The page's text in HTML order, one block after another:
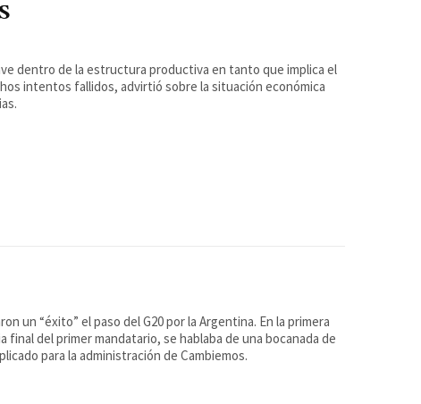
dentro de la estructura productiva en tanto que implica el
del primer mandatario, se hablaba de una bocanada de
para la administración de Cambiemos.